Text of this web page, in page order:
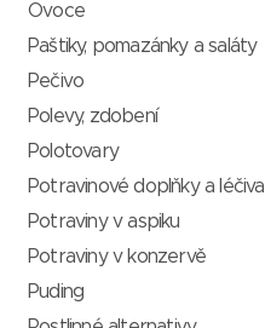
Ovoce
Paštiky, pomazánky a saláty
Pečivo
Polevy, zdobení
Polotovary
Potravinové doplňky a léčiva
Potraviny v aspiku
Potraviny v konzervě
Puding